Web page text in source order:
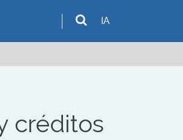
IA
créditos